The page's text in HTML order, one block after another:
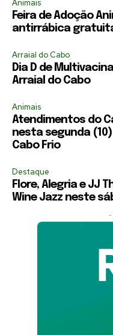
Animais
Feira de Adoção
antirrábica
Arraial do Cabo
Dia D de
Arraial do Cabo
Animais
Atendimentos do
nesta segunda
Cabo Frio
Destaque
Flore, Alegria e JJ
Wine Jazz neste
-